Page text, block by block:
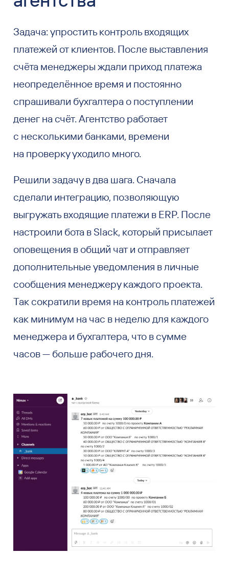
Задача: упростить контроль входящих
платежей от клиентов. После выставления
счёта менеджеры ждали приход платежа
неопределённое время и постоянно
спрашивали бухгалтера о поступлении
денег на счёт. Агентство работает
с несколькими банками, времени
на проверку уходило много.
Решили задачу в два шага. Сначала
сделали интеграцию, позволяющую
выгружать входящие платежи в ERP. После
настроили бота в Slack, который присылает
оповещения в общий чат и отправляет
дополнительные уведомления в личные
сообщения менеджеру каждого проекта.
Так сократили время на контроль платежей
как минимум на час в неделю для каждого
менеджера и бухгалтера, что в сумме
часов — больше рабочего дня.